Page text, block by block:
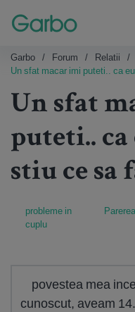
Garbo Forum Relatii
Un sfat macar imi puteti.. ca
Un sfat
puteti..
stiu ce sa
probleme in
cuplu
povestea mea
cunoscut, aveam